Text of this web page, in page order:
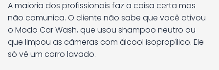
A maioria dos profissionais faz a coisa certa mas
não comunica. O cliente não sabe que você ativou
o Modo Car Wash, que usou shampoo neutro ou
que limpou as câmeras com álcool isopropílico. Ele
só vê um carro lavado.